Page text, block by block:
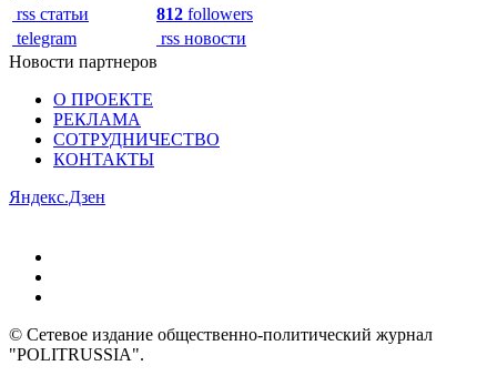
rss статьи
812 followers
telegram
rss новости
Новости партнеров
О ПРОЕКТЕ
РЕКЛАМА
СОТРУДНИЧЕСТВО
КОНТАКТЫ
Яндекс.Дзен
© Сетевое издание общественно-политический журнал
"POLITRUSSIA".